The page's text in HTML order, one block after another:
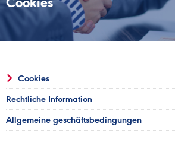
Cookies
Cookies
Rechtliche Information
Allgemeine geschäftsbedingungen